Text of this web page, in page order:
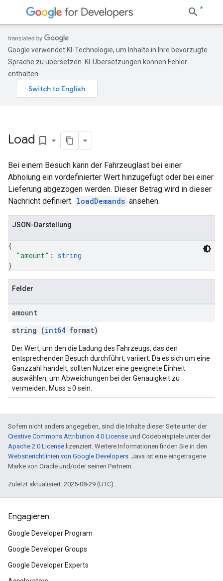
Google verwendet KI-Technologie, um Inhalte in Ihre bevorzugte
Sprache zu übersetzen. KI-Übersetzungen können Fehler
enthalten.
Load bookmark_border
Bei einem Besuch kann der Fahrzeuglast bei einer
Abholung ein vordefinierter Wert hinzugefügt oder bei einer
Lieferung abgezogen werden. Dieser Betrag wird in dieser
Nachricht definiert. loadDemands ansehen.
JSON-Darstellung
{
"amount" : string
}
Felder
amount
string (int64 format)
Der Wert, um den die Ladung des Fahrzeugs, das den
entsprechenden Besuch durchführt, variiert. Da es sich um eine
Ganzzahl handelt, sollten Nutzer eine geeignete Einheit
auswählen, um Abweichungen bei der Genauigkeit zu
vermeiden. Muss ≥ 0 sein.
Sofern nicht anders angegeben, sind die Inhalte dieser Seite unter der
Creative Commons Attribution 4.0 License und Codebeispiele unter der
Apache 2.0 License lizenziert. Weitere Informationen finden Sie in den
Websiterichtlinien von Google Developers. Java ist eine eingetragene
Marke von Oracle und/oder seinen Partnern.
Zuletzt aktualisiert: 2025-08-29 (UTC).
Engagieren
Google Developer Program
Google Developer Groups
Google Developer Experts